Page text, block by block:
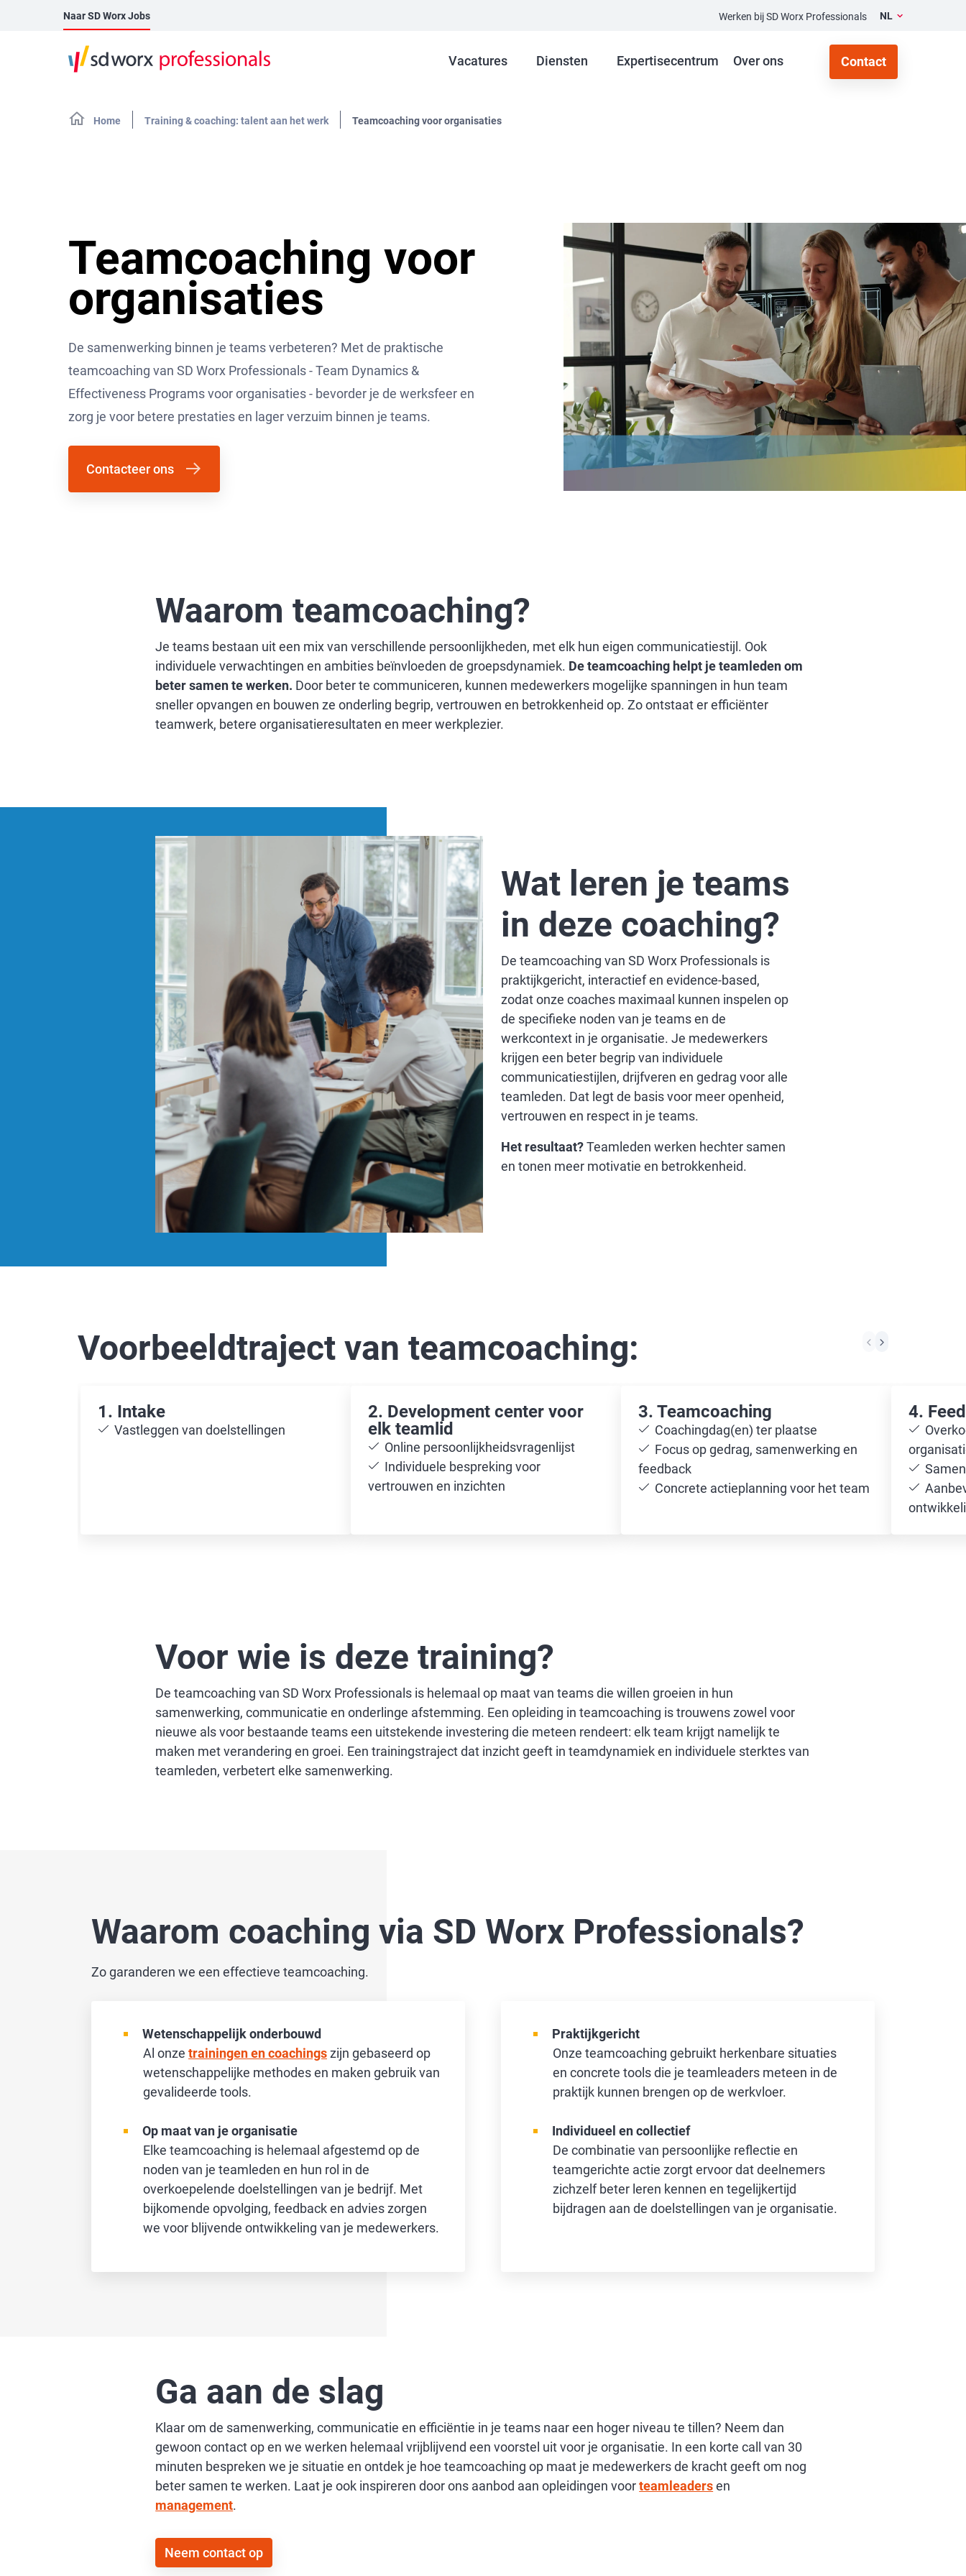
Naar SD Worx Jobs Werken bij SD Worx Professionals NL
Vacatures Diensten Expertisecentrum Over ons Contact
Home Training & coaching: talent aan het werk Teamcoaching voor organisaties
Teamcoaching voor
organisaties
De samenwerking binnen je teams verbeteren? Met de praktische
teamcoaching van SD Worx Professionals - Team Dynamics &
Effectiveness Programs voor organisaties - bevorder je de werksfeer en
zorg je voor betere prestaties en lager verzuim binnen je teams.
Contacteer ons
Waarom teamcoaching?
Je teams bestaan uit een mix van verschillende persoonlijkheden, met elk hun eigen communicatiestijl. Ook
individuele verwachtingen en ambities beïnvloeden de groepsdynamiek. De teamcoaching helpt je teamleden om
beter samen te werken. Door beter te communiceren, kunnen medewerkers mogelijke spanningen in hun team
sneller opvangen en bouwen ze onderling begrip, vertrouwen en betrokkenheid op. Zo ontstaat er efficiënter
teamwerk, betere organisatieresultaten en meer werkplezier.
Wat leren je teams
in deze coaching?
De teamcoaching van SD Worx Professionals is
praktijkgericht, interactief en evidence-based,
zodat onze coaches maximaal kunnen inspelen op
de specifieke noden van je teams en de
werkcontext in je organisatie. Je medewerkers
krijgen een beter begrip van individuele
communicatiestijlen, drijfveren en gedrag voor alle
teamleden. Dat legt de basis voor meer openheid,
vertrouwen en respect in je teams.
Het resultaat?Teamleden werken hechter samen
en tonen meer motivatie en betrokkenheid.
Voorbeeldtraject van teamcoaching:
1. Intake
Vastleggen van doelstellingen
2. Development center voor
elk teamlid
Online persoonlijkheidsvragenlijst
Individuele bespreking voor
vertrouwen en inzichten
3. Teamcoaching
Coachingdag(en) ter plaatse
Focus op gedrag, samenwerking en
feedback
Concrete actieplanning voor het team
4.
Voor wie is deze training?
De teamcoaching van SD Worx Professionals is helemaal op maat van teams die willen groeien in hun
samenwerking, communicatie en onderlinge afstemming. Een opleiding in teamcoaching is trouwens zowel voor
nieuwe als voor bestaande teams een uitstekende investering die meteen rendeert: elk team krijgt namelijk te
maken met verandering en groei. Een trainingstraject dat inzicht geeft in teamdynamiek en individuele sterktes van
teamleden, verbetert elke samenwerking.
Waarom coaching via SD Worx Professionals?
Zo garanderen we een effectieve teamcoaching.
Wetenschappelijk onderbouwd
Al onze trainingen en coachingszijn gebaseerd op
wetenschappelijke methodes en maken gebruik van
gevalideerde tools.
Op maat van je organisatie
Elke teamcoaching is helemaal afgestemd op de
noden van je teamleden en hun rol in de
overkoepelende doelstellingen van je bedrijf. Met
bijkomende opvolging, feedback en advies zorgen
we voor blijvende ontwikkeling van je medewerkers.
Praktijkgericht
Onze teamcoaching gebruikt herkenbare situaties
en concrete tools die je teamleaders meteen in de
praktijk kunnen brengen op de werkvloer.
Individueel en collectief
De combinatie van persoonlijke reflectie en
teamgerichte actie zorgt ervoor dat deelnemers
zichzelf beter leren kennen en tegelijkertijd
bijdragen aan de doelstellingen van je organisatie.
Ga aan de slag
Klaar om de samenwerking, communicatie en efficiëntie in je teams naar een hoger niveau te tillen? Neem dan
gewoon contact op en we werken helemaal vrijblijvend een voorstel uit voor je organisatie. In een korte call van 30
minuten bespreken we je situatie en ontdek je hoe teamcoaching op maat je medewerkers de kracht geeft om nog
beter samen te werken. Laat je ook inspireren door ons aanbod aan opleidingen voorteamleadersen
management.
Neem contact op